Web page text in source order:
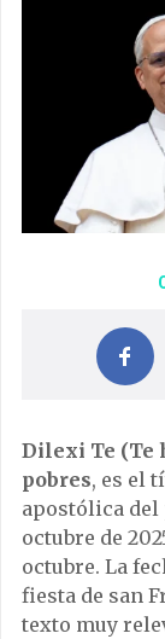
Dilexi Te (Te
pobres, es el
apostólica del
octubre de
octubre. La
fiesta de san
texto muy